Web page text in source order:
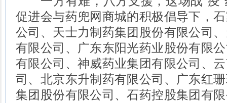
促进会与药兜网商城的积极倡导下，
公司、天士力制药集团股份有限公司
有限公司、广东东阳光药业股份有限
有限公司、神威药业集团有限公司、
司、北京东升制药有限公司、广东红
集团股份有限公司、石药控股集团有